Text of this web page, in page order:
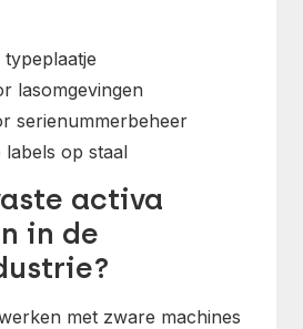
typeplaatje
lasomgevingen
serienummerbeheer
labels op staal
activa
in de
met zware machines